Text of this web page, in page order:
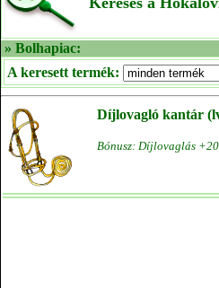
» Bolhapiac:
A keresett termék:
Díjlovagló kantár
Bónusz: Díjlovaglás